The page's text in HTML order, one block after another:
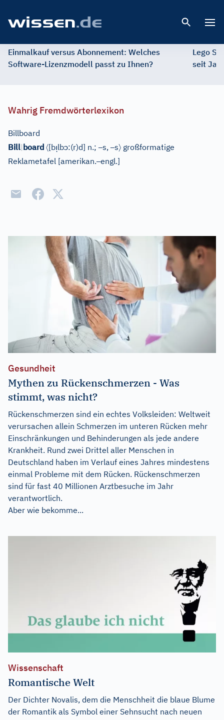
Einmalkauf versus Abonnement: Welches
Software-Lizenzmodell passt zu Ihnen?
Lego
seit
Wahrig Fremdwörterlexikon
Billboard
Bill|board 〈[bı̣lbɔ:(r)d] n.;–s,–s〉 großformatige
Reklametafel [amerikan.–engl.]
Gesundheit
Mythen zu Rückenschmerzen - Was
stimmt, was nicht?
Rückenschmerzen sind ein echtes Volksleiden: Weltweit
verursachen allein Schmerzen im unteren Rücken mehr
Einschränkungen und Behinderungen als jede andere
Krankheit. Rund zwei Drittel aller Menschen in
Deutschland haben im Verlauf eines Jahres mindestens
einmal Probleme mit dem Rücken. Rückenschmerzen
sind für fast 40 Millionen Arztbesuche im Jahr
verantwortlich.
Aber wie bekomme...
Wissenschaft
Romantische Welt
Der Dichter Novalis, dem die Menschheit die blaue Blume
der Romantik als Symbol einer Sehnsucht nach neuen